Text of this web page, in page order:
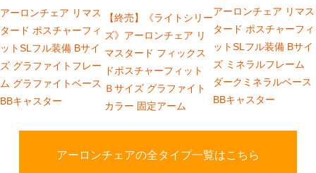
アーロンチェア リマス
タード ポスチャーフィ
ットSLフル装備 Bサイ
ズ グラファイトフレー
ム グラファイトベース
BBキャスター
【終売】《ライトシリー
ズ》アーロンチェア リ
マスタード フィックス
ドポスチャーフィット
Ｂサイズ グラファイト
カラー 固定アーム
アーロンチェア リマス
タード ポスチャーフィ
ットSLフル装備 Bサイ
ズ ミネラルフレーム
ダークミネラルベース
BBキャスター
アーロンチェアの全タイプ一覧はこちら